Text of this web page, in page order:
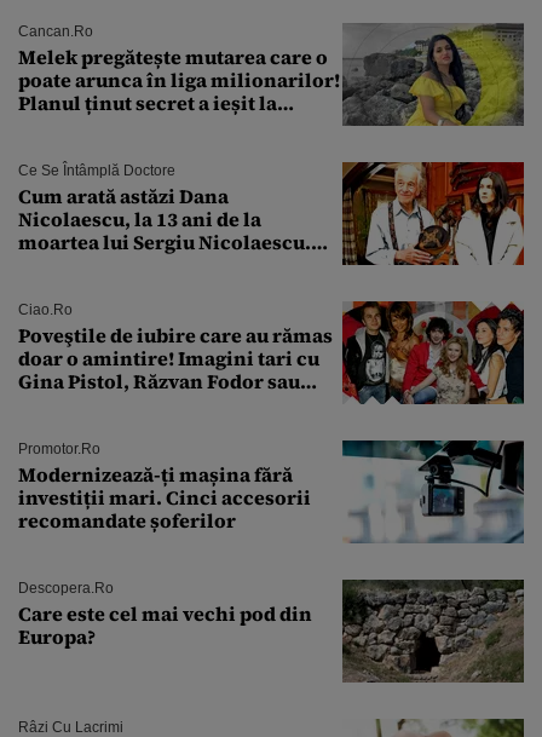
Cancan.ro
Melek pregătește mutarea care o
poate arunca în liga milionarilor!
Planul ținut secret a ieșit la
Ce Se Întâmplă Doctore
Cum arată astăzi Dana
Nicolaescu, la 13 ani de la
moartea lui Sergiu Nicolaescu.
Ciao.ro
Poveştile de iubire care au rămas
doar o amintire! Imagini tari cu
Gina Pistol, Răzvan Fodor sau
Promotor.ro
Modernizează-ți mașina fără
investiții mari. Cinci accesorii
recomandate șoferilor
Descopera.ro
Care este cel mai vechi pod din
Europa?
Râzi Cu Lacrimi